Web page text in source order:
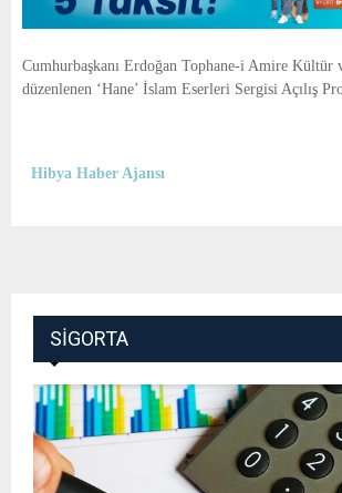
E
U
Cumhurbaşkanı Erdoğan Tophane-i Amire Kültür
düzenlenen ‘Hane’ İslam Eserleri Sergisi Açılış
Hibya Haber Ajansı
SIGORTA